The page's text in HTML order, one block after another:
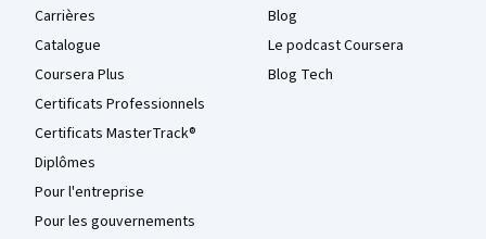
Carrières
Catalogue
Coursera Plus
Certificats Professionnels
Certificats MasterTrack®
Diplômes
Pour l'entreprise
Pour les gouvernements
Blog
Le podcast Coursera
Blog Tech